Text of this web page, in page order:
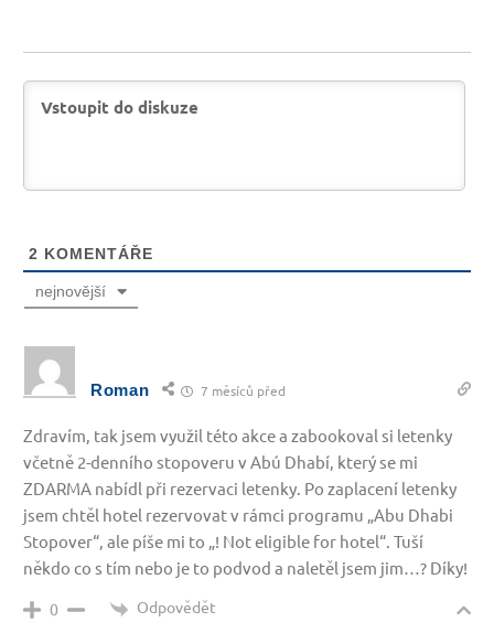
2 KOMENTÁŘE
nejnovější
Roman 7 měsíců před
Zdravím, tak jsem využil této akce a zabookoval si letenky
včetně 2-denního stopoveru v Abú Dhabí, který se mi
ZDARMA nabídl při rezervaci letenky. Po zaplacení letenky
jsem chtěl hotel rezervovat v rámci programu „Abu Dhabi
Stopover“, ale píše mi to „! Not eligible for hotel“. Tuší
někdo co s tím nebo je to podvod a naletěl jsem jim…? Díky!
0 Odpovědět